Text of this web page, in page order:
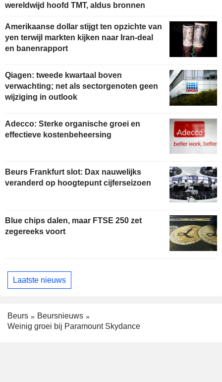
wereldwijd hoofd TMT, aldus bronnen
Amerikaanse dollar stijgt ten opzichte van
yen terwijl markten kijken naar Iran-deal
en banenrapport
Qiagen: tweede kwartaal boven
verwachting; net als sectorgenoten geen
wijziging in outlook
Adecco: Sterke organische groei en
effectieve kostenbeheersing
Beurs Frankfurt slot: Dax nauwelijks
veranderd op hoogtepunt cijferseizoen
Blue chips dalen, maar FTSE 250 zet
zegereeks voort
Laatste nieuws
Beurs
Beursnieuws
Weinig groei bij Paramount Skydance